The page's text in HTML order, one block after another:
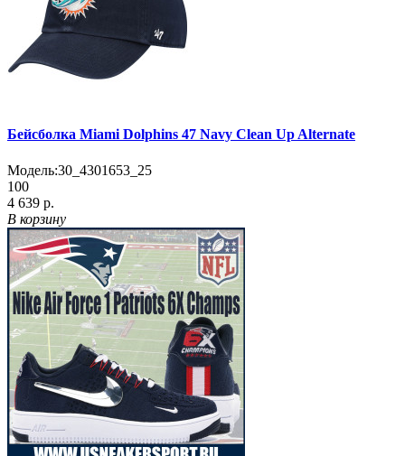
Бейсболка Miami Dolphins 47 Navy Clean Up Alternate
Модель:30_4301653_25
100
4 639 р.
В корзину